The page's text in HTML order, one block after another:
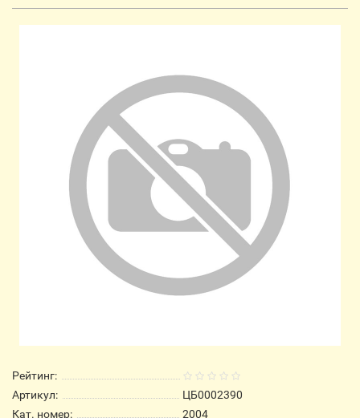
Рейтинг:
Артикул:
ЦБ0002390
Кат. номер:
2004